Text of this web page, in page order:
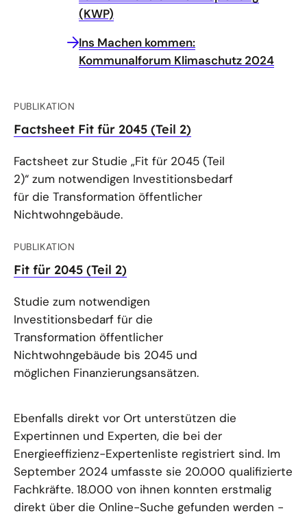
(KWP)
Ins Machen kommen:
Kommunalforum Klimaschutz 2024
PUBLIKATION
Factsheet Fit für 2045 (Teil 2)
Factsheet zur Studie „Fit für 2045 (Teil
2)“ zum notwendigen Investitionsbedarf
für die Transformation öffentlicher
Nichtwohngebäude.
PUBLIKATION
Fit für 2045 (Teil 2)
Studie zum notwendigen
Investitionsbedarf für die
Transformation öffentlicher
Nichtwohngebäude bis 2045 und
möglichen Finanzierungsansätzen.
Ebenfalls direkt vor Ort unterstützen die
Expertinnen und Experten, die bei der
Energieeffizienz-Expertenliste registriert sind. Im
September 2024 umfasste sie 20.000 qualifizierte
Fachkräfte. 18.000 von ihnen konnten erstmalig
direkt über die Online-Suche gefunden werden -